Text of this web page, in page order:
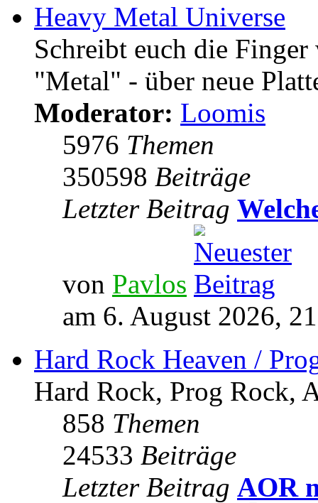
Heavy Metal Universe
Schreibt euch die
"Metal" - über neue
Moderator: Loomis
5976 Themen
350598 Beiträge
Letzter Beitrag
von Pavlos
am 6. August 2026,
Hard Rock Heaven /
Hard Rock, Prog Rock,
858 Themen
24533 Beiträge
Letzter Beitrag AOR